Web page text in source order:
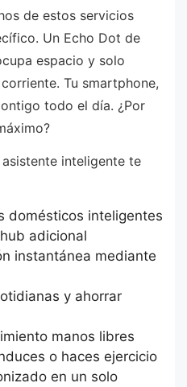
de estos servicios
Un Echo Dot de
espacio y solo
Tu smartphone,
todo el día. ¿Por
inteligente te
domésticos inteligentes
adicional
instantánea mediante
y ahorrar
manos libres
o haces ejercicio
en un solo